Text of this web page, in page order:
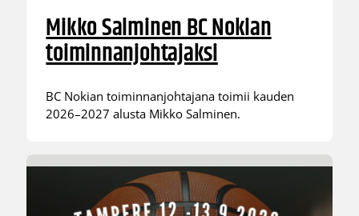
Mikko Salminen BC Nokian
toiminnanjohtajaksi
BC Nokian toiminnanjohtajana toimii kauden
2026–2027 alusta Mikko Salminen.